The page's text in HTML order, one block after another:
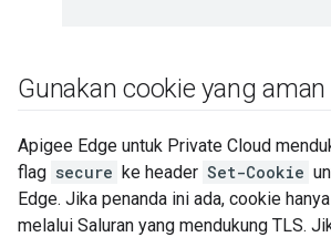
Gunakan cookie yang aman
Apigee Edge untuk Private Cloud
flag secure ke header Set-Cookie
Edge. Jika penanda ini ada, cookie
melalui Saluran yang mendukung TLS.